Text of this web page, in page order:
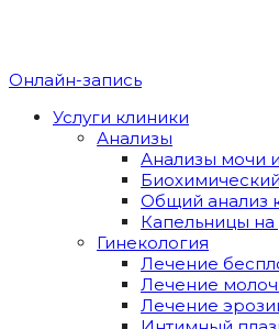
Онлайн-запись
Услуги клиники
Анализы
Анализы мочи
Общий анализ
Капельницы
Гинекология
Лечение
Лечение
Лечение